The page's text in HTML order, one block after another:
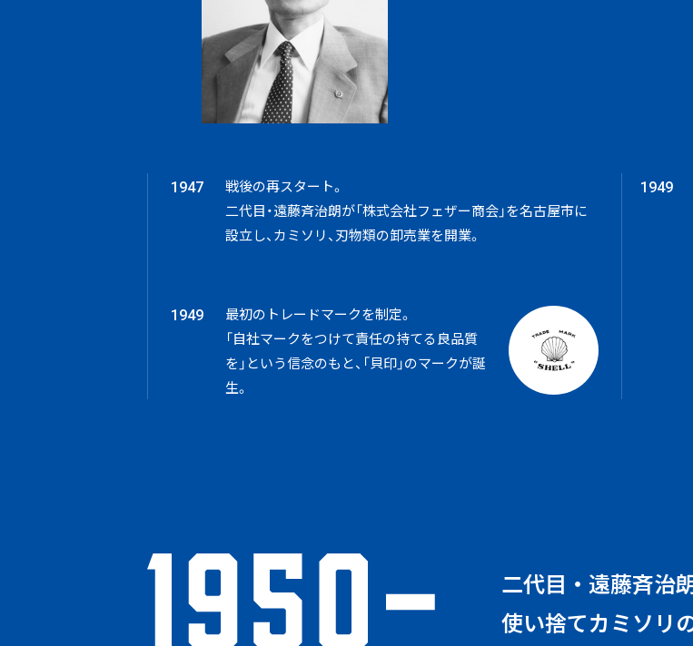
1947
戦後の再スタート。
二代目・遠藤斉治朗が「株式会社フェザー商会」を名古屋市に
設立し、カミソリ、刃物類の卸売業を開業。
1949
最初のトレードマークを制定。
「自社マークをつけて責任の持てる良品質
を」という信念のもと、「貝印」のマークが誕
生。
1949
二代目・遠藤斉治朗
使い捨てカミソリ